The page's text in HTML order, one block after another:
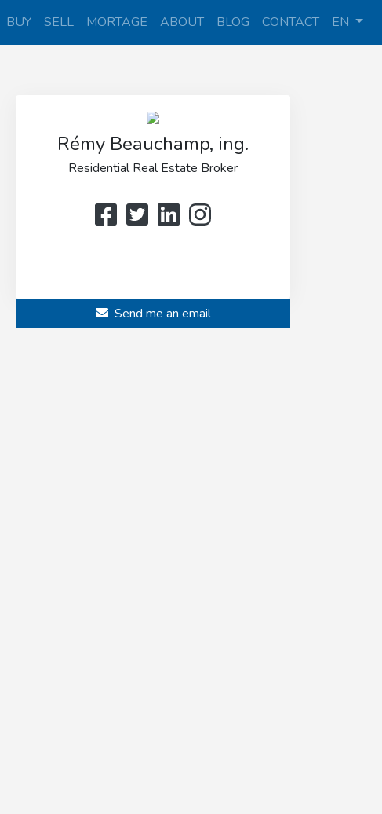
BUY SELL MORTAGE ABOUT BLOG CONTACT EN
Rémy Beauchamp, ing.
Residential Real Estate Broker
Send me an email